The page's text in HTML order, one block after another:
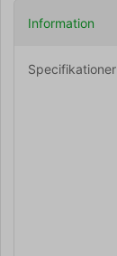
Information
Specifikationer